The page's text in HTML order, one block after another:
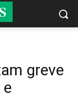
greve